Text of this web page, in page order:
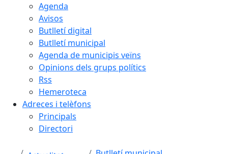
Agenda
Avisos
Butlletí digital
Butlletí municipal
Agenda de municipis veïns
Opinions dels grups polítics
Rss
Hemeroteca
Adreces i telèfons
Principals
Directori